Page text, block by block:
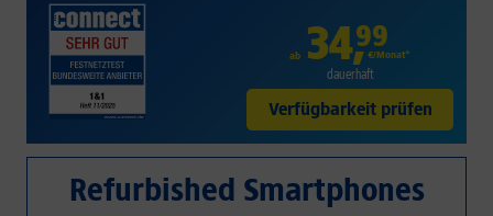
ab 34,99
€/Monat*
dauerhaft
Verfügbarkeit prüfen
Refurbished Smartphones